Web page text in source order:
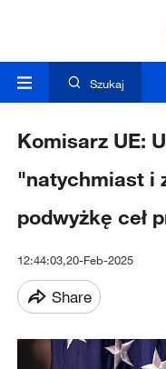
Szukaj
Komisarz UE:
"natychmiast i
podwyżkę ceł
12:44:03,20-Feb-2025
Share